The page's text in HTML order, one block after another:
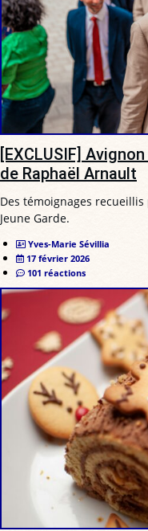
[EXCLUSIF]
de Raphaël Arnault
Des témoignages
Jeune Garde.
Yves-Marie Sévillia
17 février 2026
101 réactions